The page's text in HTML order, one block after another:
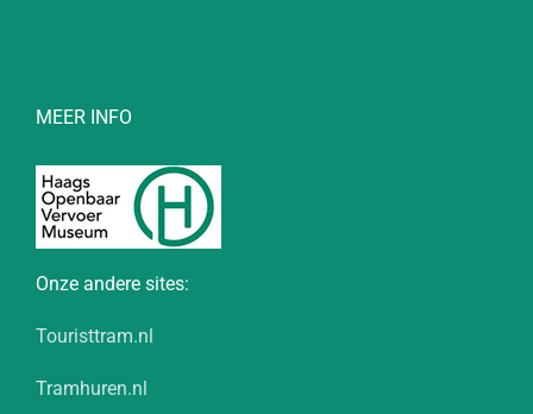
MEER INFO
Onze andere sites:
Touristtram.nl
Tramhuren.nl